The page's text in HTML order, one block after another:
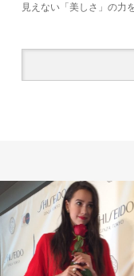
見えない「美しさ」の力